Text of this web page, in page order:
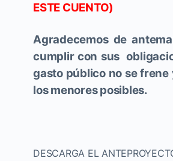
ESTE CUENTO)
Agradecemos de
cumplir con sus
gasto público no se frene
los menores posibles.
DESCARGA EL